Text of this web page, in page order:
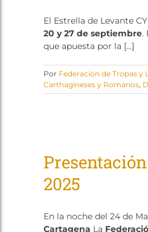
El Estrella de Levante
20 y 27 de septiembre.
que apuesta por la […]
Por Federación de Tropas y
Carthagineses y Romanos,
2025
En la noche del 24 de
Cartagena La